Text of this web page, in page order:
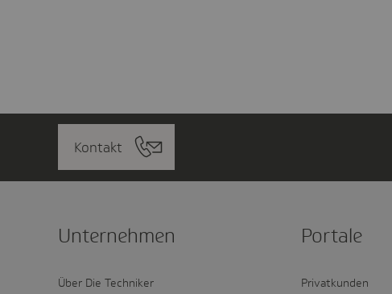
Kontakt
Unter­nehmen
Über Die Techniker
Portale
Privatkunden